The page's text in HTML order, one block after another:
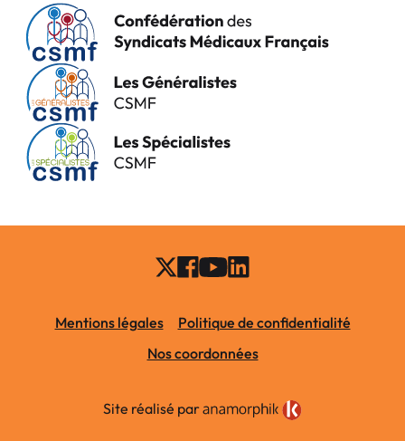
Mentions légales
Politique de confidentialité
Nos coordonnées
Site réalisé par